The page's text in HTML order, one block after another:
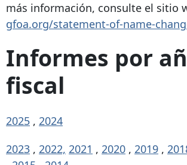
más información, consulte el sitio
gfoa.org/statement-of-name-
Informes por
fiscal
2025 , 2024
2023 , 2022, 2021 , 2020 , 2019 ,